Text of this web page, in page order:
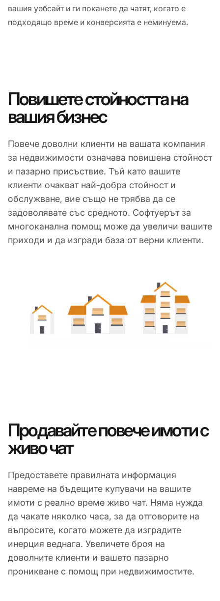
вашия уебсайт и ги поканете да чатят, когато е
подходящо време и конверсията е неминуема.
Повишете стойността на
вашия бизнес
Повече доволни клиенти на вашата компания
за недвижимости означава повишена стойност
и пазарно присъствие. Тъй като вашите
клиенти очакват най-добра стойност и
обслужване, вие също не трябва да се
задоволявате със средното. Софтуерът за
многоканална помощ може да увеличи вашите
приходи и да изгради база от верни клиенти.
Продавайте повече имоти с
живо чат
Предоставете правилната информация
навреме на бъдещите купувачи на вашите
имоти с реално време живо чат. Няма нужда
да чакате няколко часа, за да отговорите на
въпросите, когато можете да изградите
инерция веднага. Увеличете броя на
доволните клиенти и вашето пазарно
проникване с помощ при недвижимостите.